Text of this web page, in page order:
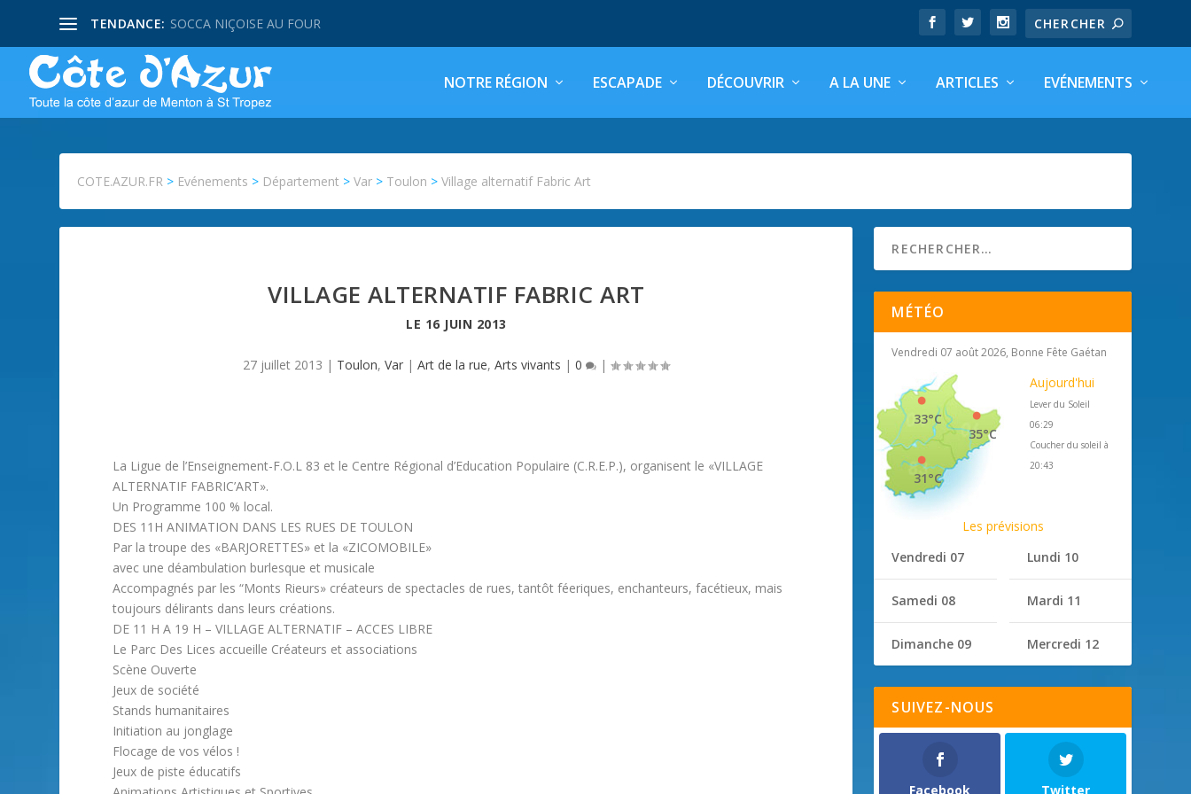
TENDANCE: SOCCA NIÇOISE AU FOUR
NOTRE RÉGION ESCAPADE DÉCOUVRIR A LA UNE ARTICLES EVÉNEMENTS
COTE.AZUR.FR > Evénements > Département >Var > Toulon >Village alternatif Fabric Art
VILLAGE ALTERNATIF FABRIC ART
LE 16 JUIN 2013
27 juillet 2013 | Toulon,Var |Art de la rue,Arts vivants |0 |
La Ligue de l’Enseignement-F.O.L 83 et le Centre Régional d’Education Populaire (C.R.E.P.), organisent le «VILLAGE
ALTERNATIF FABRIC’ART».
Un Programme 100 % local.
DES 11H ANIMATION DANS LES RUES DE TOULON
Par la troupe des «BARJORETTES» et la «ZICOMOBILE»
avec une déambulation burlesque et musicale
Accompagnés par les “Monts Rieurs» créateurs de spectacles de rues, tantôt féeriques, enchanteurs, facétieux, mais
toujours délirants dans leurs créations.
DE 11 H A 19 H – VILLAGE ALTERNATIF – ACCES LIBRE
Le Parc Des Lices accueille Créateurs et associations
Scène Ouverte
Jeux de société
Stands humanitaires
Initiation au jonglage
Flocage de vos vélos !
Jeux de piste éducatifs
MÉTÉO
Vendredi 07 août 2026, Bonne Fête Gaétan
35°C
33°C
31°C
Aujourd'hui
Lever du Soleil
06:29
Coucher du soleil à
20:43
Les prévisions
Vendredi 07
Samedi 08
Dimanche 09
Lundi 10
Mardi 11
Mercredi 12
SUIVEZ-NOUS
Facebook Twitter